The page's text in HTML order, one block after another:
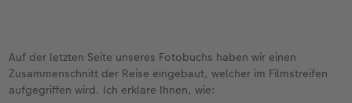
Auf der letzten Seite unseres Fotobuchs haben wir einen
Zusammenschnitt der Reise eingebaut, welcher im Filmstreifen
aufgegriffen wird. Ich erkläre Ihnen, wie: